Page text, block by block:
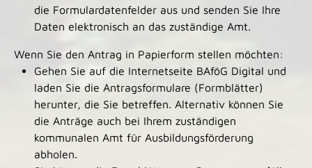
die Formulardatenfelder aus und senden Sie Ihre
Daten elektronisch an das zuständige Amt.
Wenn Sie den Antrag in Papierform stellen möchten:
Gehen Sie auf die Internetseite BAföG Digital und
laden Sie die Antragsformulare (Formblätter)
herunter, die Sie betreffen. Alternativ können Sie
die Anträge auch bei Ihrem zuständigen
kommunalen Amt für Ausbildungsförderung
abholen.